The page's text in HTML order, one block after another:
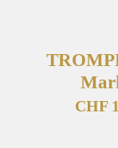
CHF